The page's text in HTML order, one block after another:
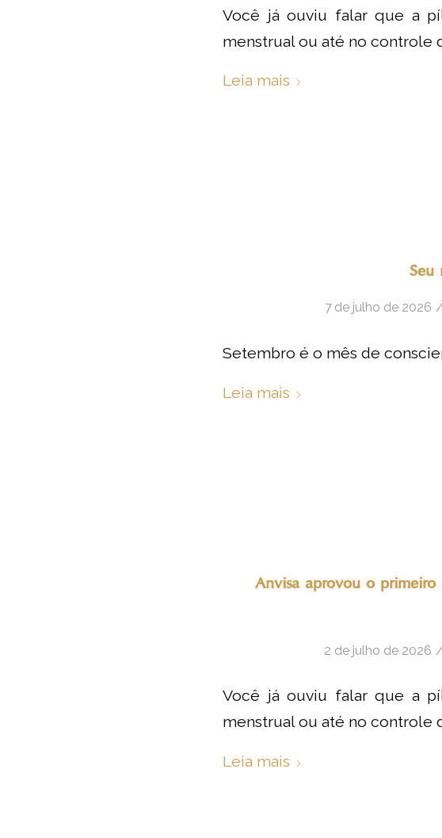
Você já ouviu falar que a
menstrual ou até no controle
Leia mais
Seu
7 de julho de 2026
Setembro é o mês de
Leia mais
Anvisa aprovou o primeiro
2 de julho de 2026
Você já ouviu falar que a
menstrual ou até no controle
Leia mais